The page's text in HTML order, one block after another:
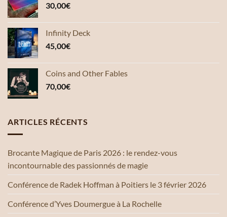
30,00€
Infinity Deck
45,00€
Coins and Other Fables
70,00€
ARTICLES RÉCENTS
Brocante Magique de Paris 2026 : le rendez-vous
incontournable des passionnés de magie
Conférence de Radek Hoffman à Poitiers le 3 février 2026
Conférence d’Yves Doumergue à La Rochelle